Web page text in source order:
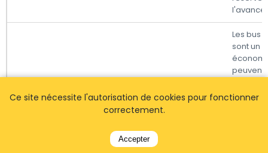
l'avance.
Les bus
sont un
peuvent
temps
Ce site nécessite l'autorisation de cookies pour fonctionner
correctement.
Accepter